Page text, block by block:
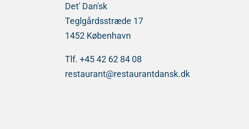
Det' Dan'sk
Teglgårdsstræde 17
1452 København
Tlf. +45 42 62 84 08
restaurant@restaurantdansk.dk